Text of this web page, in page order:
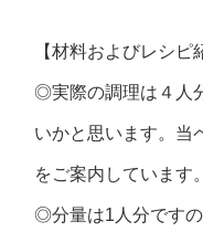
【材料およびレシピ
◎実際の調理は４人
いかと思います。当
をご案内しています。
◎分量は1人分です